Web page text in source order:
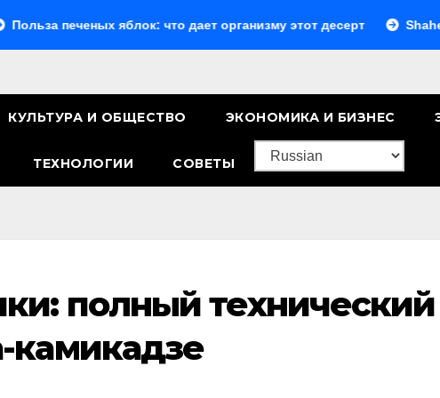
печеных яблок: что дает организму этот десерт Shahed-136
КУЛЬТУРА И ОБЩЕСТВО ЭКОНОМИКА И БИЗНЕС
ТЕХНОЛОГИИ СОВЕТЫ
полный технический
камикадзе